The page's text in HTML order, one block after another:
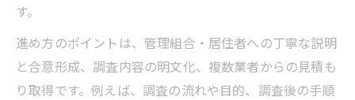
す。
進め方のポイントは、管理組合・居住者への丁寧な説明
と合意形成、調査内容の明文化、複数業者からの見積も
り取得です。例えば、調査の流れや目的、調査後の手順